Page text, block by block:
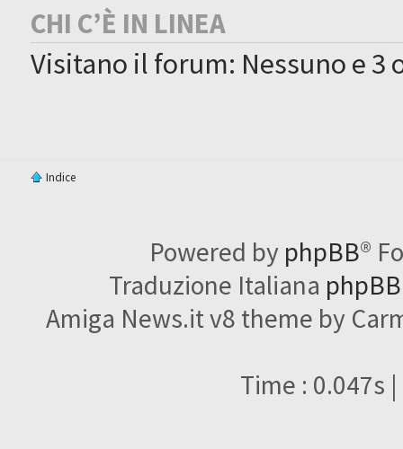
CHI C’È IN LINEA
Visitano il forum: Nessuno e 3
Indice
Powered by phpBB®
Traduzione Italiana
Amiga News.it v8 theme by
Time : 0.047s